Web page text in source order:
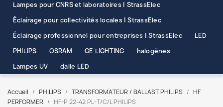
Lampes pour CNRS et laboratoires | StrassElec
Éclairage pour collectivités locales | StrassElec
Éclairage professionnel pour entreprises | StrassElec
LED
PHILIPS
OSRAM GE LIGHTING
halogènes
Lampes UV
dalle LED
Accueil PHILIPS TRANSFORMATEUR / BALLAST PHILIPS
HF
PERFORMER
HF-P 22-42 PL-T/C/L PHILIPS